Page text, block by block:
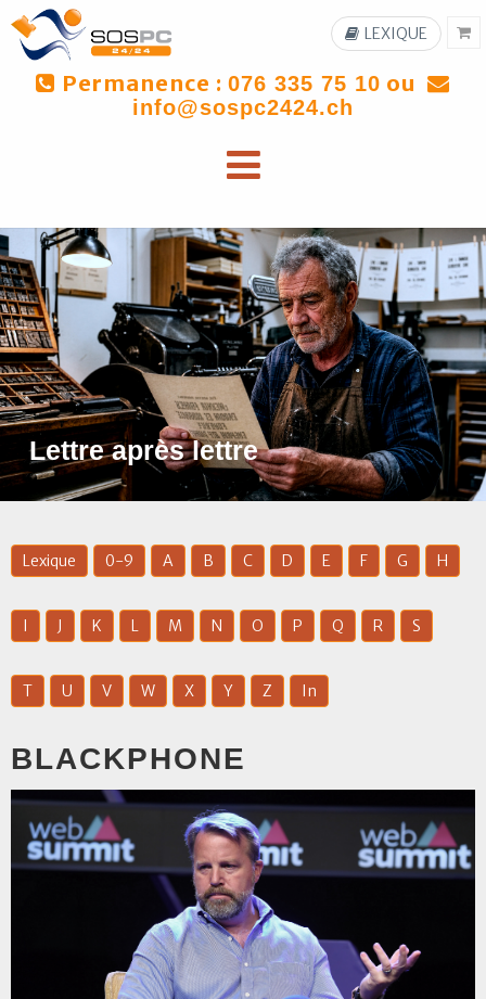
Permanence : 076 335 75 10 ou
info@sospc2424.ch
LEXIQUE
Lettre après lettre
Lexique 0-9 A B C D E F G H
I J K L M N O P Q R S
T U V W X Y Z In
BLACKPHONE